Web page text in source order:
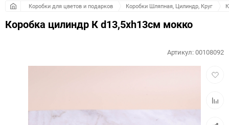
Коробки для цветов и подарков Коробки Шляпная, Цилиндр, Круг
Коробка цилиндр К d13,5хh13см мокко
Артикул:00108092